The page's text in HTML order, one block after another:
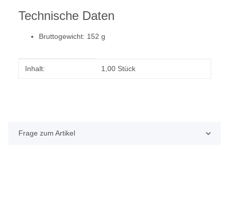
Technische Daten
Bruttogewicht: 152 g
Produkteigenschaft
Wert
Inhalt: 1,00 Stück
Frage zum Artikel